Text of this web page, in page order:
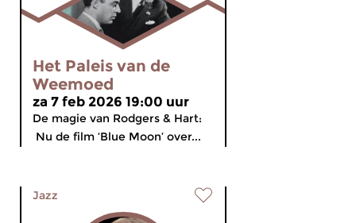
Het Paleis van de
Weemoed
za 7 feb 2026 19:00 uur
De magie van Rodgers & Hart:
Nu de film ‘Blue Moon’ over...
Jazz